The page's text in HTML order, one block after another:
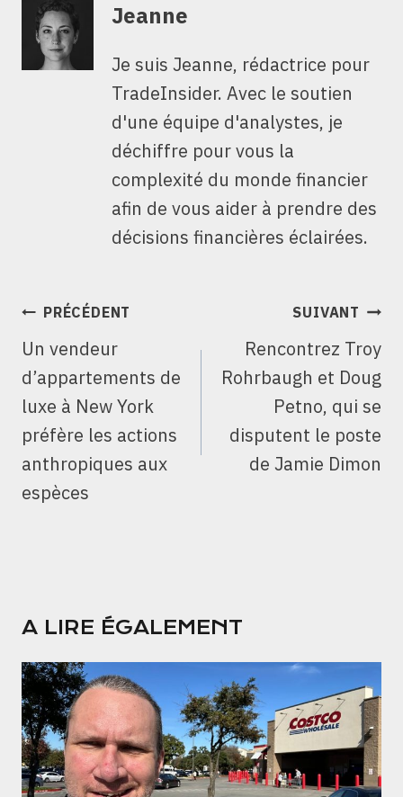
Jeanne
Je suis Jeanne, rédactrice pour
TradeInsider. Avec le soutien
d'une équipe d'analystes, je
déchiffre pour vous la
complexité du monde financier
afin de vous aider à prendre des
décisions financières éclairées.
NAVIGATION
L’ARTICLE
PRÉCÉDENT
Un vendeur
d’appartements de
luxe à New York
préfère les actions
anthropiques aux
espèces
SUIVANT
Rencontrez Troy
Rohrbaugh et Doug
Petno, qui se
disputent le poste
de Jamie Dimon
A LIRE ÉGALEMENT